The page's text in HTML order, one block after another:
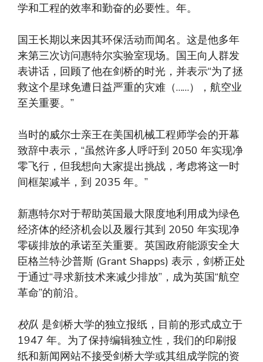
学和工程的效率和勤奋的必要性。年。
国王长期以来因其环保活动而闻名。这是他多年
来第三次访问惠特尔实验室现场。国王向人群发
表讲话，回顾了他在剑桥的时光，并表示“为了拯
救这个星球免遭日益严重的灾难（……），航空业
至关重要。”
当时的威尔士亲王在美国机械工程师学会的开幕
致辞中表示，“虽然许多人呼吁到 2050 年实现净
零飞行，但我想向大家提出挑战，考虑将这一时
间框架减半，到 2035 年。”
新惠特尔对于帮助英国最大限度地利用成为绿色
经济体的经济机会以及履行其到 2050 年实现净
零碳排放的承诺至关重要。英国政府能源安全大
臣格兰特·沙普斯 (Grant Shapps) 表示，剑桥正处
于通过“寻求新技术来减少排放”，成为英国“航空
革命”的前沿。
校队 是剑桥大学的独立报纸，目前的形式成立于
1947 年。为了保持编辑独立性，我们的印刷报
纸和新闻网站不接受剑桥大学或其组成学院的资